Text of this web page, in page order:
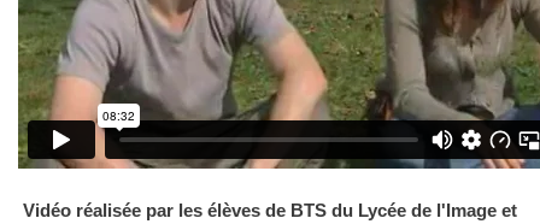
Vidéo réalisée par les élèves de BTS du Lycée de l'Image et